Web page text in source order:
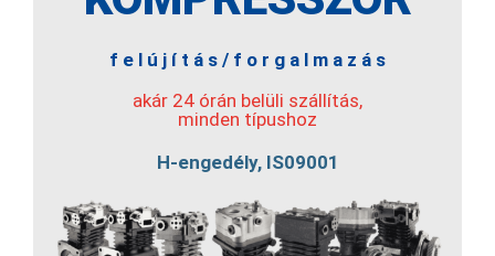
f e l ú j í t á s / f o r g a l m a z á s
akár 24 órán belüli szállítás,
minden típushoz
H-engedély, IS09001